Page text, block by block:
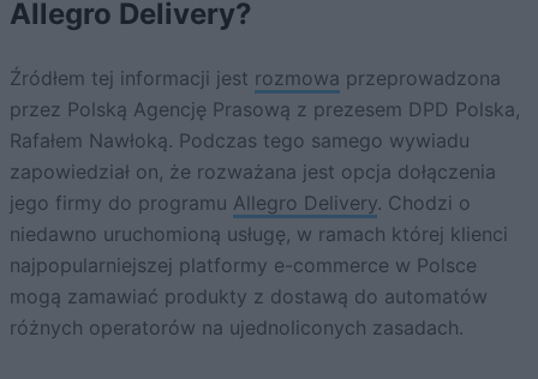
Allegro Delivery?
Źródłem tej informacji jest rozmowa przeprowadzona
przez Polską Agencję Prasową z prezesem DPD Polska,
Rafałem Nawłoką. Podczas tego samego wywiadu
zapowiedział on, że rozważana jest opcja dołączenia
jego firmy do programu Allegro Delivery. Chodzi o
niedawno uruchomioną usługę, w ramach której klienci
najpopularniejszej platformy e-commerce w Polsce
mogą zamawiać produkty z dostawą do automatów
różnych operatorów na ujednoliconych zasadach.